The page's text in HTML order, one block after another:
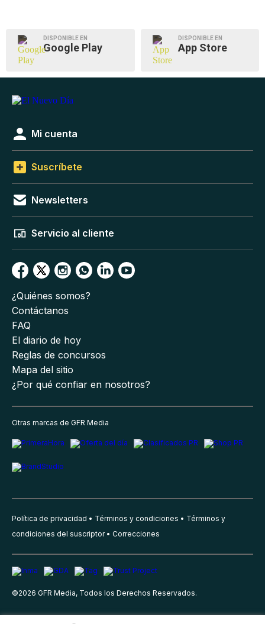
DISPONIBLE EN
Google Play
DISPONIBLE EN
App Store
Mi cuenta
Suscríbete
Newsletters
Servicio al cliente
¿Quiénes somos?
Contáctanos
FAQ
El diario de hoy
Reglas de concursos
Mapa del sitio
¿Por qué confiar en nosotros?
Otras marcas de GFR Media
Política de privacidad Términos y condiciones
Términos y
condiciones del suscriptor
Correcciones
©2026 GFR Media, Todos los Derechos Reservados.